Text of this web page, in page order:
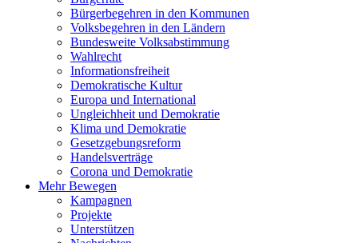
Bürgerbegehren in den Kommunen
Volksbegehren in den Ländern
Bundesweite Volksabstimmung
Wahlrecht
Informationsfreiheit
Demokratische Kultur
Europa und International
Ungleichheit und Demokratie
Klima und Demokratie
Gesetzgebungsreform
Handelsverträge
Corona und Demokratie
Mehr Bewegen
Kampagnen
Projekte
Unterstützen